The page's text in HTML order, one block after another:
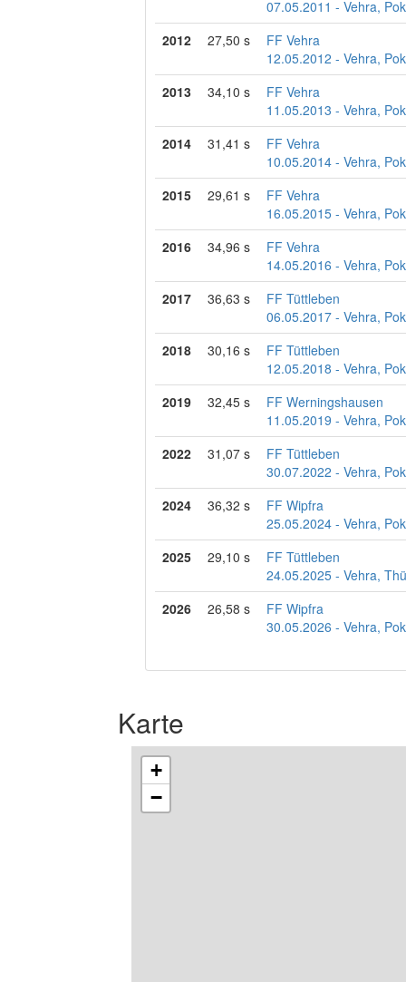
07.05.2011 - Vehra,
2012
27,50 s
FF Vehra
12.05.2012 - Vehra,
2013
34,10 s
FF Vehra
11.05.2013 - Vehra,
2014
31,41 s
FF Vehra
10.05.2014 - Vehra,
2015
29,61 s
FF Vehra
16.05.2015 - Vehra,
2016
34,96 s
FF Vehra
14.05.2016 - Vehra,
2017
36,63 s
FF Tüttleben
06.05.2017 - Vehra,
2018
30,16 s
FF Tüttleben
12.05.2018 - Vehra,
2019
32,45 s
FF Werningshausen
11.05.2019 - Vehra,
2022
31,07 s
FF Tüttleben
30.07.2022 - Vehra,
2024
36,32 s
FF Wipfra
25.05.2024 - Vehra,
2025
29,10 s
FF Tüttleben
24.05.2025 - Vehra,
2026
26,58 s
FF Wipfra
30.05.2026 - Vehra,
Karte
+
−